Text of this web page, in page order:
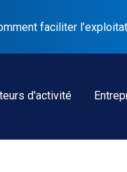
faciliter
d'activité